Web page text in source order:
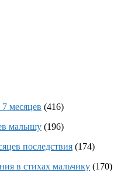
месяцев (416)
малышу (196)
последствия (174)
в стихах мальчику (170)